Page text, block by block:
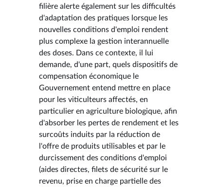
filière alerte également sur les difficultés
d'adaptation des pratiques lorsque les
nouvelles conditions d'emploi rendent
plus complexe la gestion interannuelle
des doses. Dans ce contexte, il lui
demande, d'une part, quels dispositifs de
compensation économique le
Gouvernement entend mettre en place
pour les viticulteurs affectés, en
particulier en agriculture biologique, afin
d'absorber les pertes de rendement et les
surcoûts induits par la réduction de
l'offre de produits utilisables et par le
durcissement des conditions d'emploi
(aides directes, filets de sécurité sur le
revenu, prise en charge partielle des